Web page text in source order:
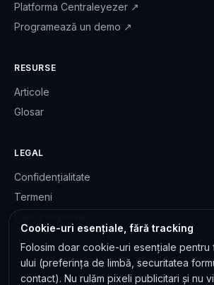
Platforma Centraleyezer ↗
Programează un demo ↗
RESURSE
Articole
Glosar
LEGAL
Confidențialitate
Termeni
Cookie-uri esențiale, fără tracking
Folosim doar cookie-uri esențiale pentru
ului (preferința de limbă, securitatea
contact). Nu rulăm pixeli publicitari și nu